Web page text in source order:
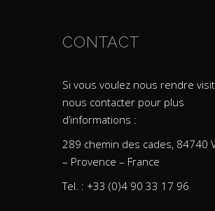
CONTACT
Si vous voulez nous rendre
nous contacter pour plus
d’informations :
289 chemin des cades, 84740
– Provence – France
Tel. : +33 (0)4 90 33 17 96